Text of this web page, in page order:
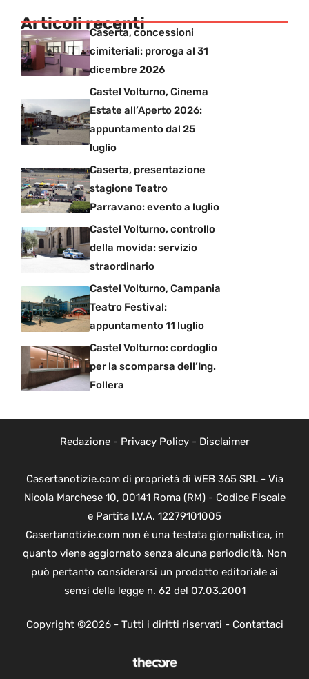
Articoli recenti
Caserta, concessioni
cimiteriali: proroga al 31
dicembre 2026
Castel Volturno, Cinema
Estate all’Aperto 2026:
appuntamento dal 25
luglio
Caserta, presentazione
stagione Teatro
Parravano: evento a luglio
Castel Volturno, controllo
della movida: servizio
straordinario
Castel Volturno, Campania
Teatro Festival:
appuntamento 11 luglio
Castel Volturno: cordoglio
per la scomparsa dell’Ing.
Follera
Redazione- Privacy Policy- Disclaimer
Casertanotizie.com di proprietà di WEB 365 SRL - Via
Nicola Marchese 10, 00141 Roma (RM) - Codice Fiscale
e Partita I.V.A. 12279101005
Casertanotizie.com non è una testata giornalistica, in
quanto viene aggiornato senza alcuna periodicità. Non
può pertanto considerarsi un prodotto editoriale ai
sensi della legge n. 62 del 07.03.2001
Copyright ©2026 - Tutti i diritti riservati - Contattaci